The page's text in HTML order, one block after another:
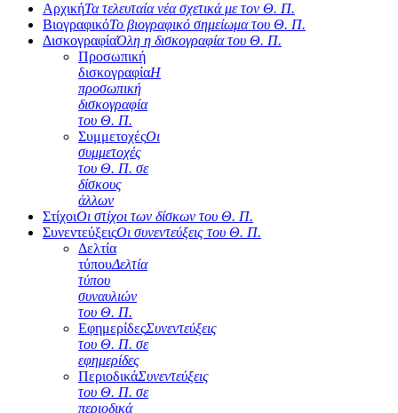
ΑρχικήΤα τελευταία νέα σχετικά με τον Θ. Π.
ΒιογραφικόΤο βιογραφικό σημείωμα του Θ. Π.
ΔισκογραφίαΌλη η δισκογραφία του Θ. Π.
Προσωπική
δισκογραφίαΗ
προσωπική
δισκογραφία
του Θ. Π.
ΣυμμετοχέςΟι
συμμετοχές
του Θ. Π. σε
δίσκους
άλλων
ΣτίχοιΟι στίχοι των δίσκων του Θ. Π.
ΣυνεντεύξειςΟι συνεντεύξεις του Θ. Π.
Δελτία
τύπουΔελτία
τύπου
συναυλιών
του Θ. Π.
ΕφημερίδεςΣυνεντεύξεις
του Θ. Π. σε
εφημερίδες
ΠεριοδικάΣυνεντεύξεις
του Θ. Π. σε
περιοδικά